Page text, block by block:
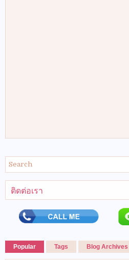
ติดต่อเรา
Popular Tags Blog Archives